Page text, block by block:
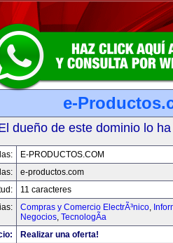
e-
dueño de este dominio lo
E-PRODUCTOS.COM
e-productos.com
11 caracteres
Compras y Comercio ElectrÃ³nico,
Negocios, TecnologÃ­a
Realizar una oferta!